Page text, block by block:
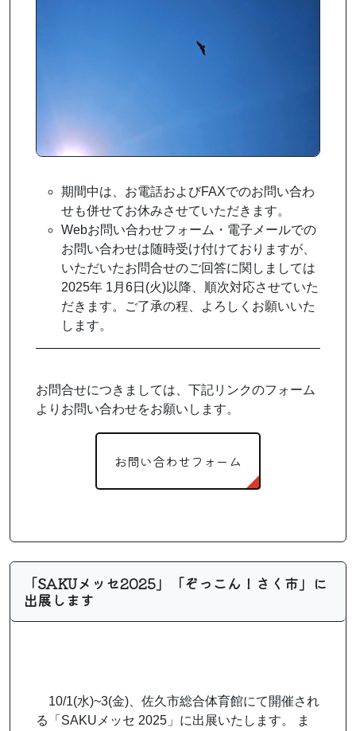
期間中は、お電話およびFAXでのお問い合わ
せも併せてお休みさせていただきます。
Webお問い合わせフォーム・電子メールでの
お問い合わせは随時受け付けておりますが、
いただいたお問合せのご回答に関しましては
2025年 1月6日(火)以降、順次対応させていた
だきます。ご了承の程、よろしくお願いいた
します。
お問合せにつきましては、下記リンクのフォーム
よりお問い合わせをお願いします。
お問い合わせフォーム
「SAKUメッセ2025」「ぞっこん！さく市」に
出展します
10/1(水)~3(金)、佐久市総合体育館にて開催され
る「SAKUメッセ 2025」に出展いたします。 ま